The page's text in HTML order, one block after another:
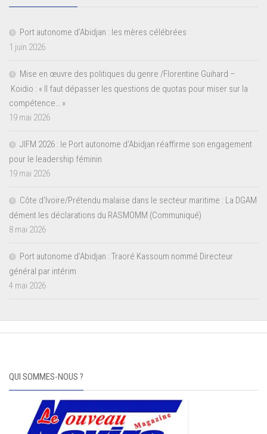
Port autonome d’Abidjan : les mères célébrées
1 juin 2026
Mise en œuvre des politiques du genre /Florentine Guihard –
Koidio : « Il faut dépasser les questions de quotas pour miser sur la
compétence… »
19 mai 2026
JIFM 2026 : le Port autonome d’Abidjan réaffirme son engagement
pour le leadership féminin
19 mai 2026
Côte d’Ivoire/Prétendu malaise dans le secteur maritime : La DGAM
dément les déclarations du RASMOMM (Communiqué)
8 mai 2026
Port autonome d’Abidjan : Traoré Kassoum nommé Directeur
général par intérim
4 mai 2026
QUI SOMMES-NOUS ?